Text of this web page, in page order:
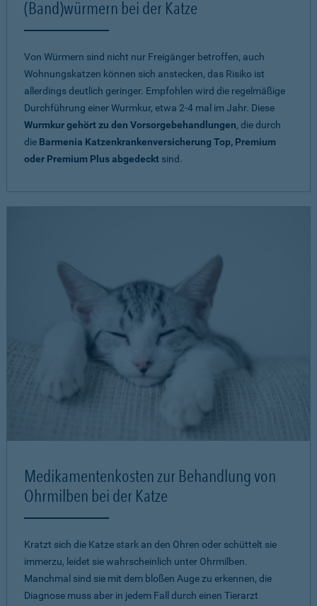
(Band)würmern bei der Katze
Von Würmern sind nicht nur Freigänger betroffen, auch
Wohnungskatzen können sich anstecken, das Risiko ist
allerdings deutlich geringer. Empfohlen wird die regelmäßige
Durchführung einer Wurmkur, etwa 2-4 mal im Jahr. Diese
Wurmkur gehört zu den Vorsorgebehandlungen, die durch
die Barmenia Katzenkrankenversicherung Top, Premium
oder Premium Plus abgedeckt sind.
Medikamentenkosten zur Behandlung von
Ohrmilben bei der Katze
Kratzt sich die Katze stark an den Ohren oder schüttelt sie
immerzu, leidet sie wahrscheinlich unter Ohrmilben.
Manchmal sind sie mit dem bloßen Auge zu erkennen, die
Diagnose muss aber in jedem Fall durch einen Tierarzt